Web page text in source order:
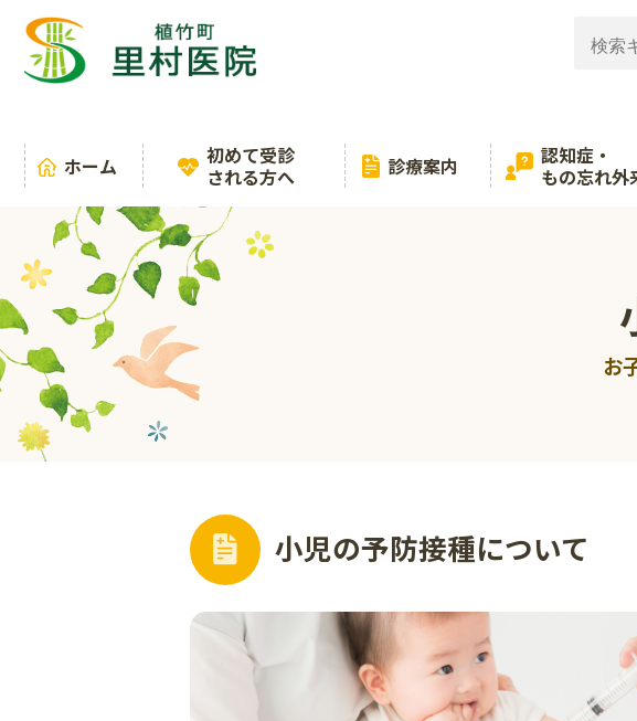
ホーム
初めて受診
される方へ
診療案内
認知症・
もの忘れ外
お
小児の予防接種について